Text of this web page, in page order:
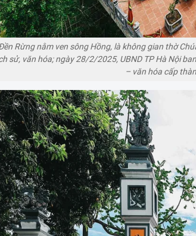
Rừng nằm ven sông Hồng, là không gian thờ
sử, văn hóa; ngày 28/2/2025, UBND TP Hà Nội
– văn hóa cấp